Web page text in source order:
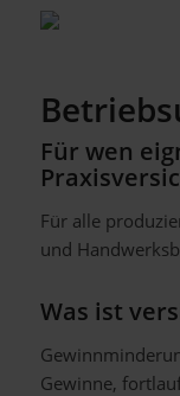
Für wen
Für alle
und
Was ist
Gewinne,